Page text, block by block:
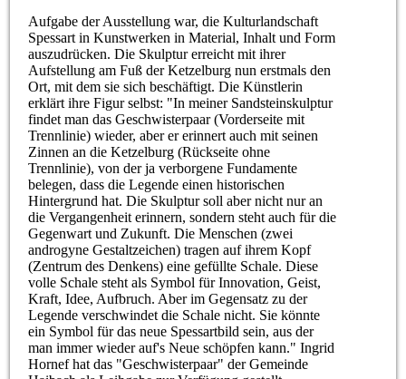
Aufgabe der Ausstellung war, die Kulturlandschaft
Spessart in Kunstwerken in Material, Inhalt und Form
auszudrücken. Die Skulptur erreicht mit ihrer
Aufstellung am Fuß der Ketzelburg nun erstmals den
Ort, mit dem sie sich beschäftigt. Die Künstlerin
erklärt ihre Figur selbst: "In meiner Sandsteinskulptur
findet man das Geschwisterpaar (Vorderseite mit
Trennlinie) wieder, aber er erinnert auch mit seinen
Zinnen an die Ketzelburg (Rückseite ohne
Trennlinie), von der ja verborgene Fundamente
belegen, dass die Legende einen historischen
Hintergrund hat. Die Skulptur soll aber nicht nur an
die Vergangenheit erinnern, sondern steht auch für die
Gegenwart und Zukunft. Die Menschen (zwei
androgyne Gestaltzeichen) tragen auf ihrem Kopf
(Zentrum des Denkens) eine gefüllte Schale. Diese
volle Schale steht als Symbol für Innovation, Geist,
Kraft, Idee, Aufbruch. Aber im Gegensatz zu der
Legende verschwindet die Schale nicht. Sie könnte
ein Symbol für das neue Spessartbild sein, aus der
man immer wieder auf's Neue schöpfen kann." Ingrid
Hornef hat das "Geschwisterpaar" der Gemeinde